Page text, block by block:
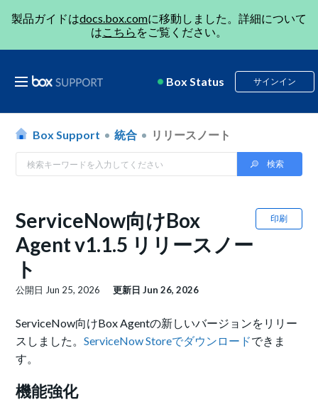
製品ガイドはdocs.box.comに移動しました。詳細について
はこちら をご覧ください。
Box Status サインイン
Box Support 統合 リリースノート
印刷
ServiceNow向けBox
Agent v1.1.5 リリースノー
ト
公開日 Jun 25, 2026 更新日Jun 26, 2026
ServiceNow向けBox Agentの新しいバージョンをリリー
スしました。ServiceNow Storeでダウンロードできま
す。
機能強化